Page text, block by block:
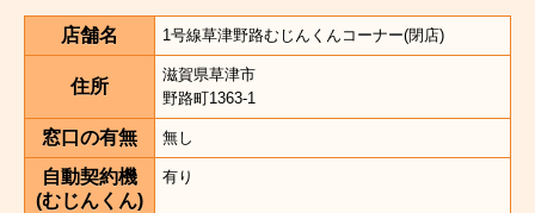
店舗名 1号線草津野路むじんくんコーナー(閉店)
住所
滋賀県草津市
野路町1363-1
窓口の有無 無し
自動契約機
(むじんくん)
有り